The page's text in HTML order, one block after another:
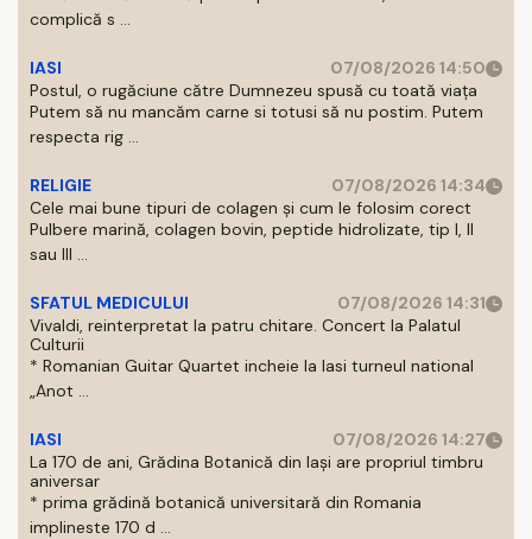
complică s ...
IASI
07/08/2026 14:50
Postul, o rugăciune către Dumnezeu spusă cu toată viața
Putem să nu mancăm carne si totusi să nu postim. Putem
respecta rig ...
RELIGIE
07/08/2026 14:34
Cele mai bune tipuri de colagen și cum le folosim corect
Pulbere marină, colagen bovin, peptide hidrolizate, tip I, II
sau III ...
SFATUL MEDICULUI
07/08/2026 14:31
Vivaldi, reinterpretat la patru chitare. Concert la Palatul
Culturii
* Romanian Guitar Quartet incheie la Iasi turneul national
„Anot ...
IASI
07/08/2026 14:27
La 170 de ani, Grădina Botanică din Iași are propriul timbru
aniversar
* prima grădină botanică universitară din Romania
implineste 170 d ...